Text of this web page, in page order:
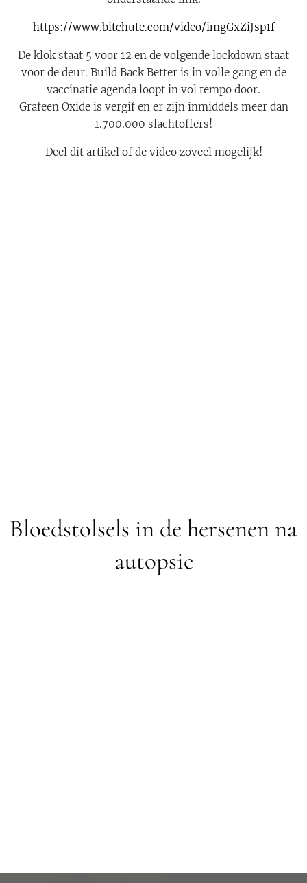
https://www.bitchute.com/video/imgGxZiJsp1f
De klok staat 5 voor 12 en de volgende lockdown staat
voor de deur. Build Back Better is in volle gang en de
vaccinatie agenda loopt in vol tempo door.
Grafeen Oxide is vergif en er zijn inmiddels meer dan
1.700.000 slachtoffers!
Deel dit artikel of de video zoveel mogelijk!
Bloedstolsels in de hersenen na
autopsie